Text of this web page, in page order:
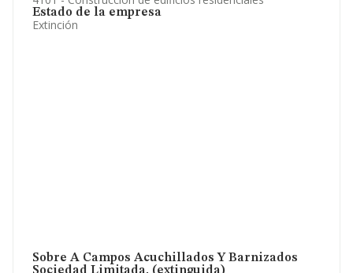
Estado de la empresa
Extinción
Sobre A Campos Acuchillados Y Barnizados